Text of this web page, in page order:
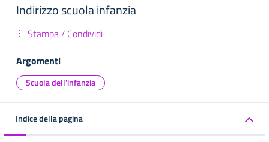
Indirizzo scuola infanzia
Stampa / Condividi
Argomenti
Scuola dell'infanzia
Indice della pagina